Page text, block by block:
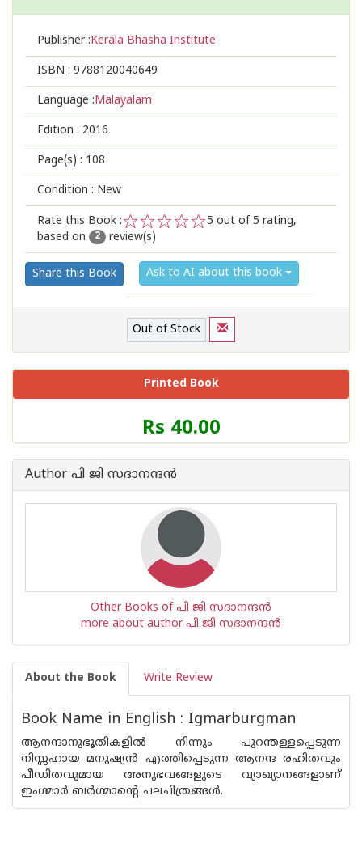
Publisher :Kerala Bhasha Institute
ISBN : 9788120040649
Language :Malayalam
Edition : 2016
Page(s) : 108
Condition : New
Rate this Book :
2
1
5 out of 5 rating,
based on
2 review(s)
Share this Book Ask to AI about this book
Out of Stock
Printed Book
Price
of
Book
Rs 40.00
Author പി ജി സദാനന്ദന്‍
Other Books of പി ജി സദാനന്ദന്‍
more about author പി ജി സദാനന്ദന്‍
About the Book Write Review
Book Name in English : Igmarburgman
ആനന്ദാനുഭൂതികളില്‍ നിന്നും പുറന്തള്ളപ്പെടുന്ന
നിസ്സഹായ മനുഷ്യന്‍ എത്തിപ്പെടുന്ന ആനന്ദ രഹിതവും
പീഡിതവുമായ അനുഭവങ്ങളുടെ വ്യാഖ്യാനങ്ങളാണ്
ഇംഗ്മാര്‍ ബര്‍ഗ്മാന്റെ ചലചിത്രങ്ങള്‍.